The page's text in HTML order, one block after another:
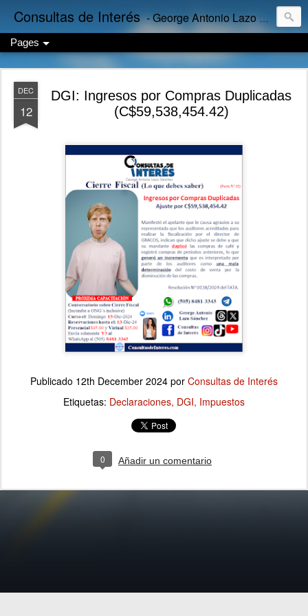
Consultas de Interés - George Antonio Lazo Sánchez
Pages
DEC
12
DGI: Ingresos por Compras Duplicadas
(C$59,538,454.42)
Publicado 12th December 2024 por Consultas de Interés
Etiquetas: Declaraciones DGI Impuestos
0 Añadir un comentario